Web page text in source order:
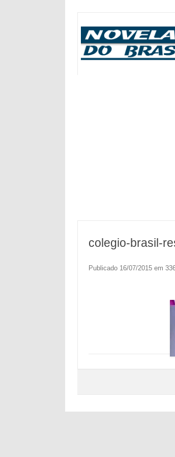
colegio-brasil-
Publicado 16/07/2015em